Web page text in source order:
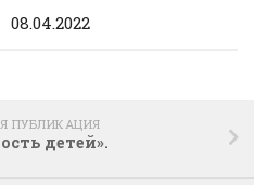
08.04.2022
ПУБЛИКАЦИЯ
детей».